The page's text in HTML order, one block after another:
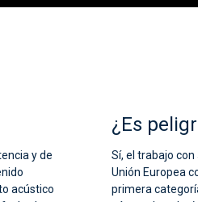
y de
acústico
¿Es
Sí, el trabajo
Unión Europea
primera